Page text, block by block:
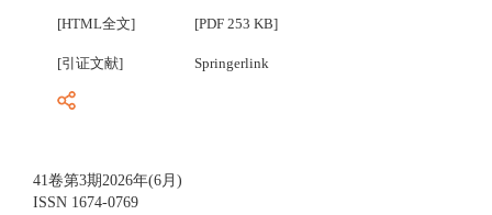
[HTML全文] [PDF 253 KB]
[引证文献] Springerlink
41卷第3期2026年(6月)
ISSN 1674-0769